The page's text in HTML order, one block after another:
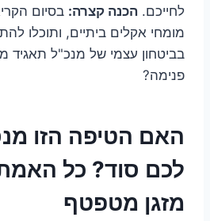
לחייכם. הכנה קצרה: בסיום
מומחי אקלים ביתיים, ותוכלו
בביטחון עצמי של מנכ"ל תאגיד
פנימה?
האם הטיפה הזו
לכם סוד? כל
מזגן מטפטף